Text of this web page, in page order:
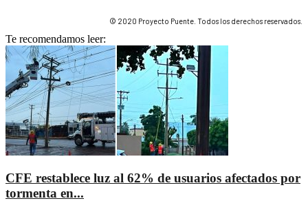
© 2020 Proyecto Puente. Todos los derechos reservados.
Te recomendamos leer:
CFE restablece luz al 62% de usuarios afectados por
tormenta en...